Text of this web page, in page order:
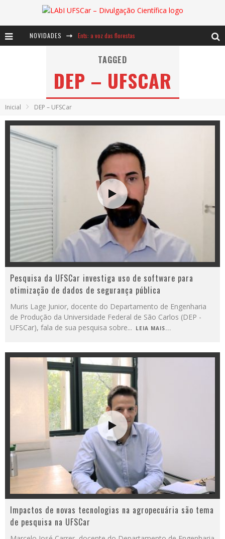
NOVIDADES Ents: a voz das florestas
Notáveis: Bertha Lutz
TAGGED
DEP – UFSCAR
Inicial DEP – UFSCar
Pesquisa da UFSCar investiga uso de software para
otimização de dados de segurança pública
Muris Lage Junior, docente do Departamento de Engenharia
de Produção da Universidade Federal de São Carlos (DEP -
UFSCar), fala de sua pesquisa sobre... LEIA MAIS...
Impactos de novas tecnologias na agropecuária são tema
de pesquisa na UFSCar